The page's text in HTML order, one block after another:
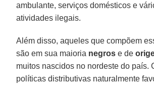
ambulante, serviços domésticos e
atividades ilegais.
Além disso, aqueles que compõem
são em sua maioria negros e de
muitos nascidos no nordeste do país.
políticas distributivas naturalmente